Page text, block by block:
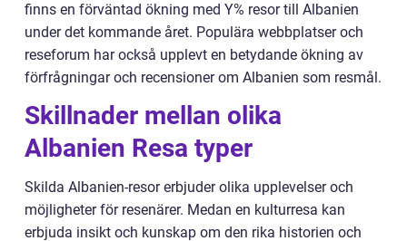
finns en förväntad ökning med Y% resor till Albanien
under det kommande året. Populära webbplatser och
reseforum har också upplevt en betydande ökning av
förfrågningar och recensioner om Albanien som resmål.
Skillnader mellan olika
Albanien Resa typer
Skilda Albanien-resor erbjuder olika upplevelser och
möjligheter för resenärer. Medan en kulturresa kan
erbjuda insikt och kunskap om den rika historien och